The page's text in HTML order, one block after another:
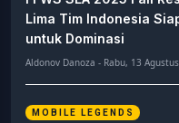
Lima Tim Indonesia
untuk Dominasi
Aldonov Danoza - Rabu, 13
MOBILE LEGENDS